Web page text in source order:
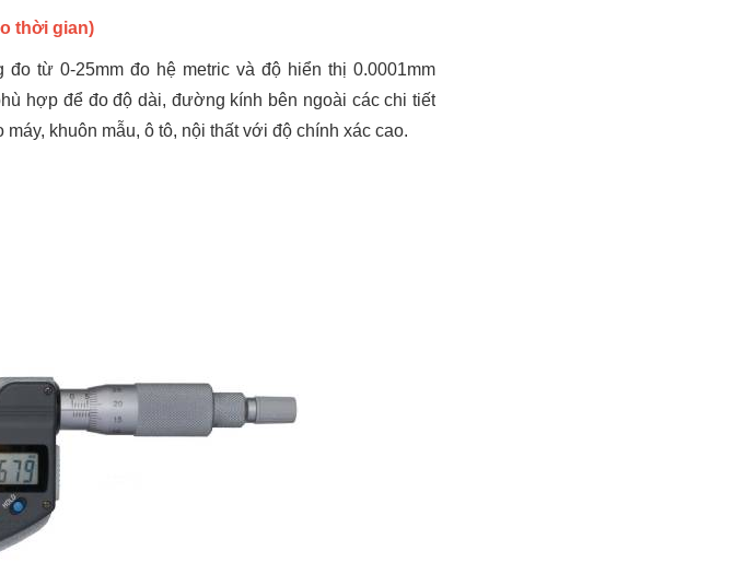
thời gian)
từ 0-25mm đo hệ metric và độ hiển thị 0.0001mm
hợp để đo độ dài, đường kính bên ngoài các chi tiết
khuôn mẫu, ô tô, nội thất với độ chính xác cao.